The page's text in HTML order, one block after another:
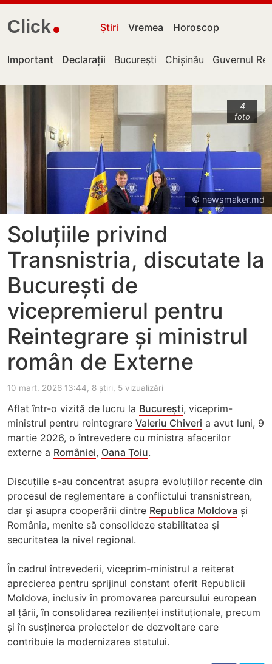
Click Știri Vremea Horoscop
Important Declarații București Chișinău Guvernul
4
foto
© newsmaker.md
Soluțiile privind
Transnistria, discutate la
București de
vicepremierul pentru
Reintegrare și ministrul
român de Externe
10 mart. 2026 13:44, 8 știri, 5 vizualizări
Aflat într-o vizită de lucru la București, viceprim-
ministrul pentru reintegrare Valeriu Chiveri a avut luni, 9
martie 2026, o întrevedere cu ministra afacerilor
externe a României, Oana Țoiu.
Discuțiile s-au concentrat asupra evoluțiilor recente din
procesul de reglementare a conflictului transnistrean,
dar și asupra cooperării dintre Republica Moldova și
România, menite să consolideze stabilitatea și
securitatea la nivel regional.
În cadrul întrevederii, viceprim-ministrul a reiterat
aprecierea pentru sprijinul constant oferit Republicii
Moldova, inclusiv în promovarea parcursului european
al țării, în consolidarea rezilienței instituționale, precum
și în susținerea proiectelor de dezvoltare care
contribuie la modernizarea statului.